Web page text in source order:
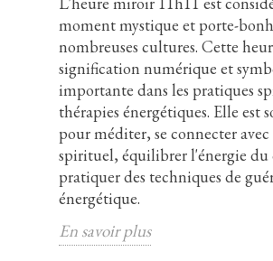
moment mystique et porte-
nombreuses cultures. Cette
signification numérique et
importante dans les pratiques
thérapies énergétiques. Elle est
pour méditer, se connecter
spirituel, équilibrer l'énergie du
pratiquer des techniques de
énergétique.
En savoir plus